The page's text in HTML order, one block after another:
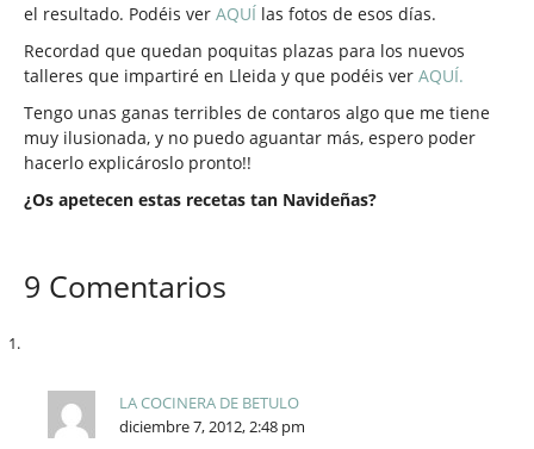
el resultado. Podéis ver AQUÍ las fotos de esos días.
Recordad que quedan poquitas plazas para los nuevos
talleres que impartiré en Lleida y que podéis ver AQUÍ.
Tengo unas ganas terribles de contaros algo que me tiene
muy ilusionada, y no puedo aguantar más, espero poder
hacerlo explicároslo pronto!!
¿Os apetecen estas recetas tan Navideñas?
9 Comentarios
LA COCINERA DE BETULO
diciembre 7, 2012, 2:48 pm